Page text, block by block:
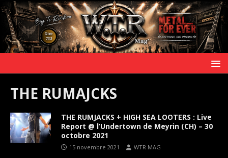
THE RUMAJCKS
THE RUMJACKS + HIGH SEA LOOTERS : Live
Report @ l’Undertown de Meyrin (CH) – 30
octobre 2021
15 novembre 2021 WTR MAG